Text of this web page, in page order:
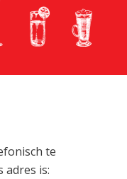
te
adres is: